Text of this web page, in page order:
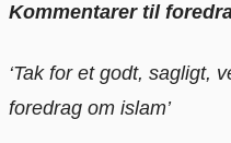
Kommentarer til
‘Tak for et godt, sagligt,
foredrag om islam’